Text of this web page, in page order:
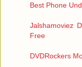
Best Phone
Jalshamoviez
Free
DVDRockers